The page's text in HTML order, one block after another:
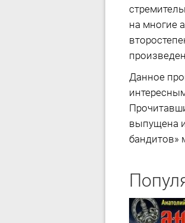
на многие
Данное
выпущена
бандитов»